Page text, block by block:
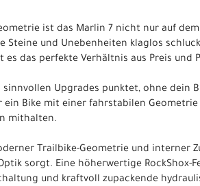
ist das Marlin 7 nicht nur auf
Steine und Unebenheiten klaglos
es das perfekte Verhältnis aus Preis und
Upgrades punktet, ohne dein
ein Bike mit einer fahrstabilen
mithalten.
Trailbike-Geometrie und interner
sorgt. Eine höherwertige RockShox-
und kraftvoll zupackende